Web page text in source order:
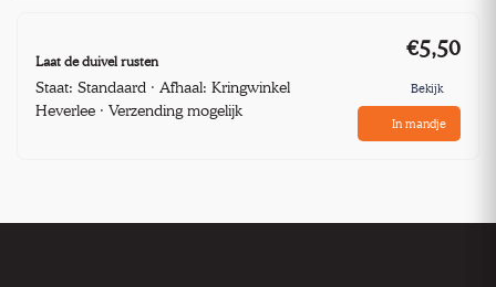
Laat de duivel rusten
Staat: Standaard · Afhaal: Kringwinkel
Heverlee · Verzending mogelijk
€5,50
Bekijk
In mandje